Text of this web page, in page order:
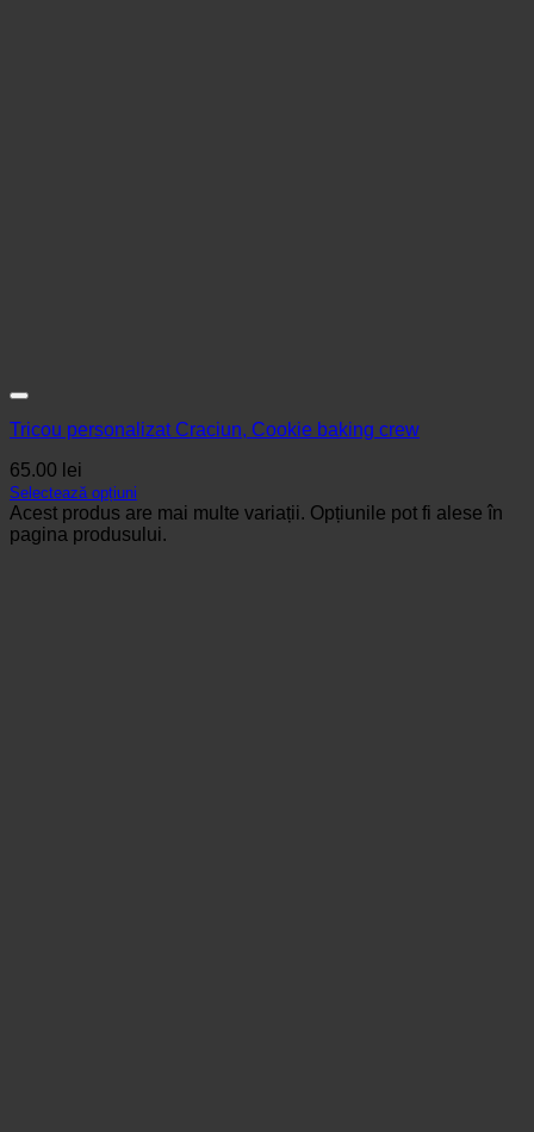
Tricou personalizat Craciun, Cookie baking crew
65.00 lei
Selectează opțiuni
Acest produs are mai multe variații. Opțiunile pot fi alese în
pagina produsului.